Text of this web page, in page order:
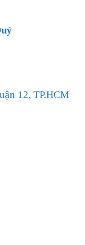
12, TP.HCM